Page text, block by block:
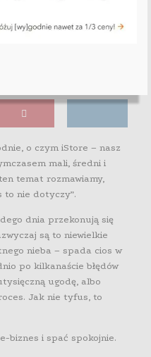
o czym iStore – nasz
mali, średni i
temat rozmawiamy,
to nie dotyczy”.
dnia przekonują się
są to niewielkie
nieba – spada cios w
po kilkanaście błędów
ugodę, albo
Jak nie tyfus, to
biznes i spać spokojnie.